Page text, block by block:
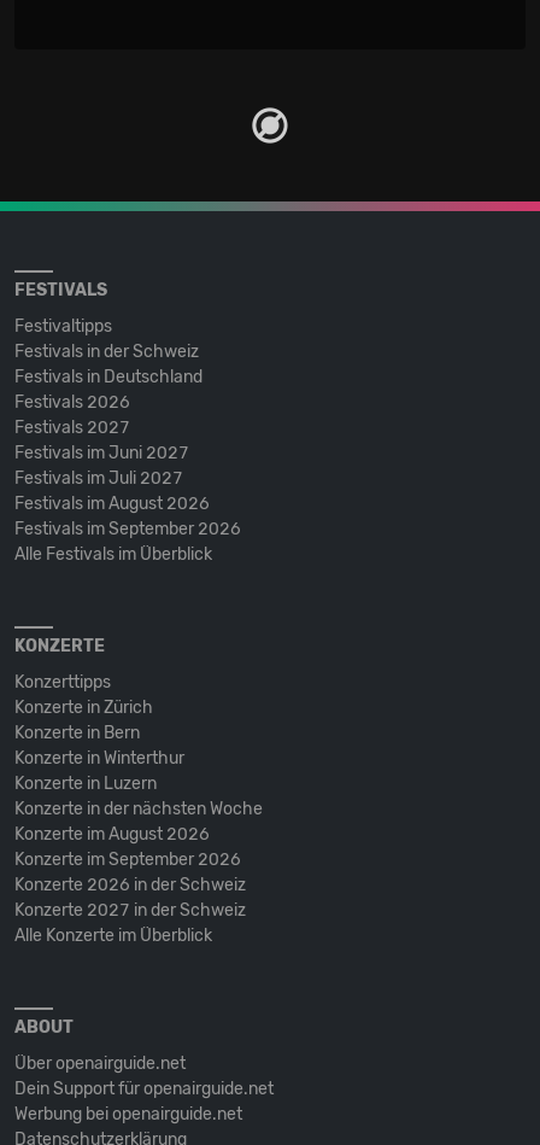
FESTIVALS
Festivaltipps
Festivals in der Schweiz
Festivals in Deutschland
Festivals 2026
Festivals 2027
Festivals im Juni 2027
Festivals im Juli 2027
Festivals im August 2026
Festivals im September 2026
Alle Festivals im Überblick
KONZERTE
Konzerttipps
Konzerte in Zürich
Konzerte in Bern
Konzerte in Winterthur
Konzerte in Luzern
Konzerte in der nächsten Woche
Konzerte im August 2026
Konzerte im September 2026
Konzerte 2026 in der Schweiz
Konzerte 2027 in der Schweiz
Alle Konzerte im Überblick
ABOUT
Über openairguide.net
Dein Support für openairguide.net
Werbung bei openairguide.net
Datenschutz­erklärung